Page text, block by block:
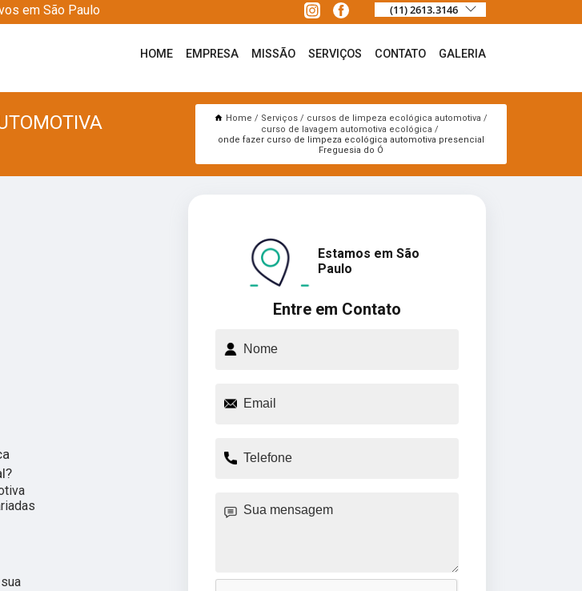
em São Paulo (11) 2613.3146
HOME EMPRESA MISSÃO SERVIÇOS CONTATO GALERIA
Home Serviços
cursos de limpeza ecológica automotiva
curso de lavagem automotiva ecológica
onde fazer curso de limpeza ecológica automotiva presencial
Freguesia do Ó
Entre em Contato
Estamos em São
Paulo